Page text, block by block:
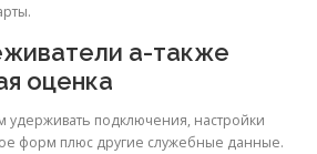
а-также
оценка
удерживать подключения, настройки
форм плюс другие служебные данные.